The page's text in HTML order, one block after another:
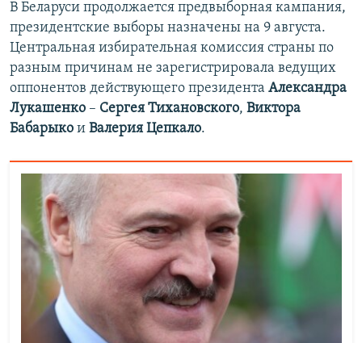
В Беларуси продолжается предвыборная кампания,
президентские выборы назначены на 9 августа.
Центральная избирательная комиссия страны по
разным причинам не зарегистрировала ведущих
оппонентов действующего президента Александра
Лукашенко – Сергея Тихановского, Виктора
Бабарыко и Валерия Цепкало.